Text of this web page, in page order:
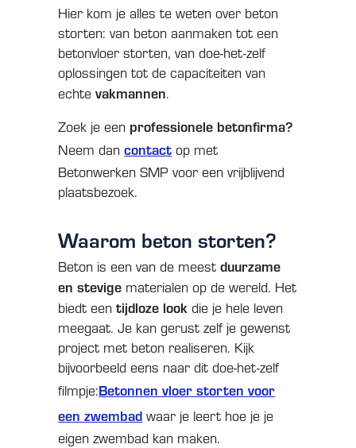
Hier kom je alles te weten over beton
storten: van beton aanmaken tot een
betonvloer storten, van doe-het-zelf
oplossingen tot de capaciteiten van
echtevakmannen.
Zoek je een professionele betonfirma?
Neem dancontact op met
Betonwerken SMP voor een vrijblijvend
plaatsbezoek.
Waarom beton storten?
Beton is een van de meestduurzame
en stevige materialen op de wereld. Het
biedt eentijdloze look die je hele leven
meegaat. Je kan gerust zelf je gewenst
project met beton realiseren. Kijk
bijvoorbeeld eens naar dit doe-het-zelf
filmpje:Betonnen vloer storten voor
een zwembad waar je leert hoe je je
eigen zwembad kan maken.